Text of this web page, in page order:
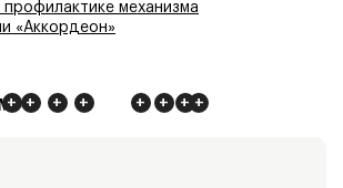
профилактике механизма
«Аккордеон»
+ +
+ + + + +
+